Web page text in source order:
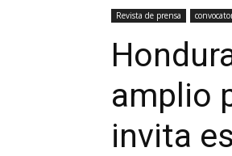
Revista de prensa
amplio
invita